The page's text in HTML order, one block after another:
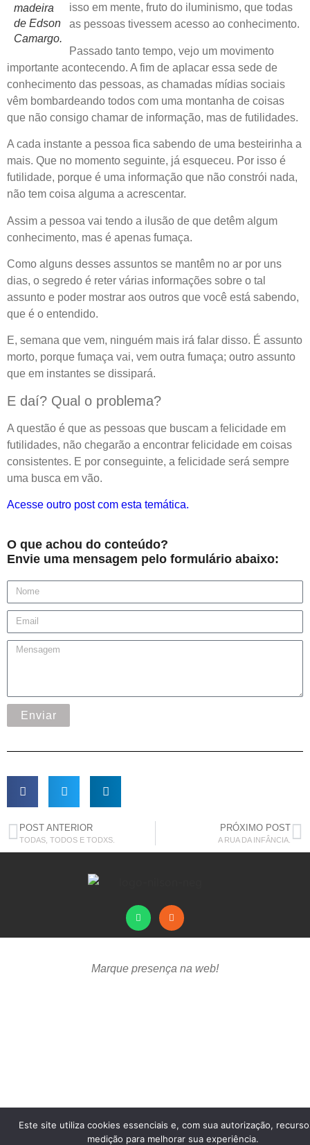
madeira
de Edson
Camargo.
isso em mente, fruto do iluminismo, que todas
as pessoas tivessem acesso ao conhecimento.
Passado tanto tempo, vejo um movimento
importante acontecendo. A fim de aplacar essa sede de
conhecimento das pessoas, as chamadas mídias sociais
vêm bombardeando todos com uma montanha de coisas
que não consigo chamar de informação, mas de futilidades.
A cada instante a pessoa fica sabendo de uma besteirinha a
mais. Que no momento seguinte, já esqueceu. Por isso é
futilidade, porque é uma informação que não constrói nada,
não tem coisa alguma a acrescentar.
Assim a pessoa vai tendo a ilusão de que detêm algum
conhecimento, mas é apenas fumaça.
Como alguns desses assuntos se mantêm no ar por uns
dias, o segredo é reter várias informações sobre o tal
assunto e poder mostrar aos outros que você está sabendo,
que é o entendido.
E, semana que vem, ninguém mais irá falar disso. É assunto
morto, porque fumaça vai, vem outra fumaça; outro assunto
que em instantes se dissipará.
E daí? Qual o problema?
A questão é que as pessoas que buscam a felicidade em
futilidades, não chegarão a encontrar felicidade em coisas
consistentes. E por conseguinte, a felicidade será sempre
uma busca em vão.
Acesse outro post com esta temática.
O que achou do conteúdo?
Envie uma mensagem pelo formulário abaixo:
Enviar
POST ANTERIOR
TODAS, TODOS E TODXS.
PRÓXIMO POST
A RUA DA INFÂNCIA.
Marque presença na web!
Este site utiliza cookies essenciais e, com sua autorização,
medição para melhorar sua experiência.